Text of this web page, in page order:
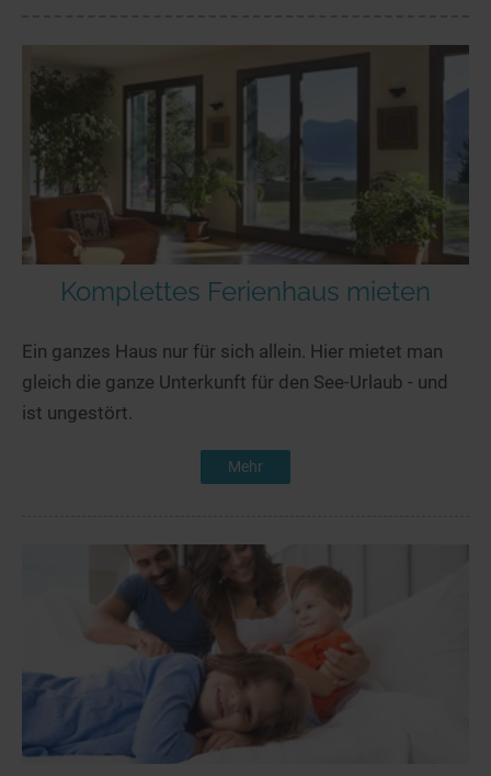
Komplettes Ferienhaus mieten
Ein ganzes Haus nur für sich allein. Hier mietet man
gleich die ganze Unterkunft für den See-Urlaub - und
ist ungestört.
Mehr